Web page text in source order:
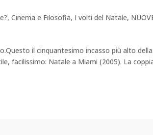
,Cinema e Filosofia, I volti del Natale,
il cinquantesimo incasso più alto della
facilissimo: Natale a Miami (2005). La